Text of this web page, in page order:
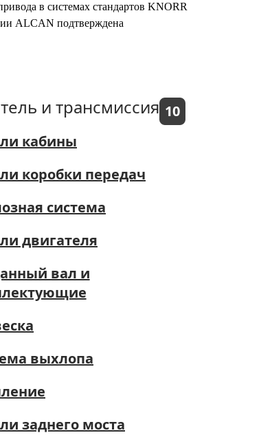
в системах стандартов KNORR
ALCAN подтверждена
и трансмиссия 10
кабины
коробки передач
система
двигателя
вал и
выхлопа
заднего моста